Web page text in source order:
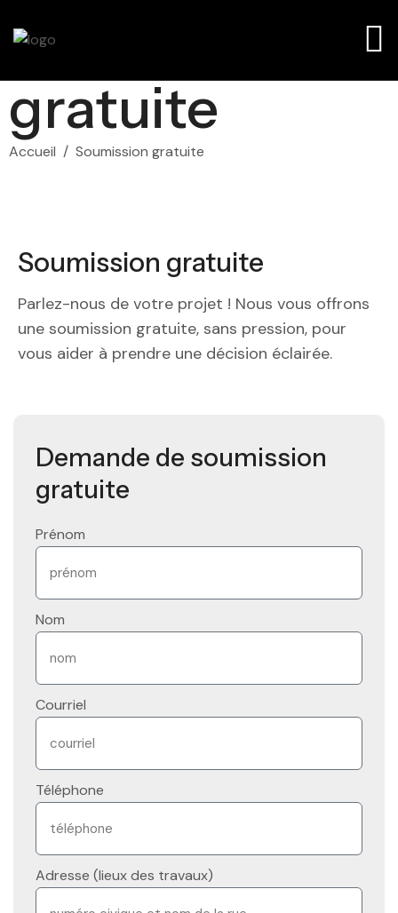
Soumission
gratuite
Accueil / Soumission gratuite
Soumission gratuite
Parlez-nous de votre projet ! Nous vous offrons
une soumission gratuite, sans pression, pour
vous aider à prendre une décision éclairée.
Demande de soumission
gratuite
Prénom
Nom
Courriel
Téléphone
Adresse (lieux des travaux)